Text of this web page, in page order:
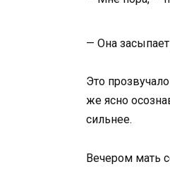
— Она
Это
же ясно
сильнее.
Вечером мать